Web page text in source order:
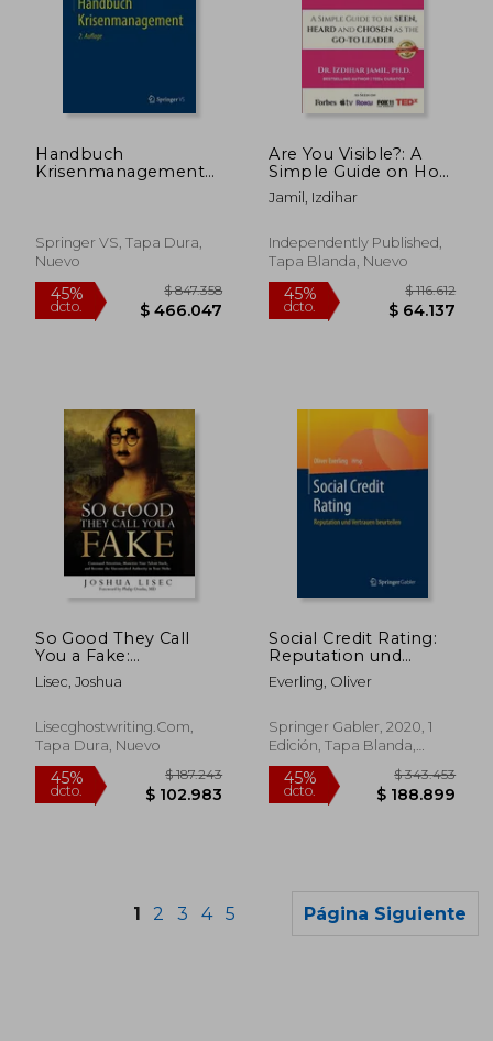
$ 70.932
10%
dcto.
dcto. $ 373.920 dcto. $
Handbuch
Krisenmanagement
Springer VS, Tapa Dura,
Nuevo
Are You Visible?: A
Simple Guide on How
to be SEEN, HEARD,
and CHOSEN as the
Inglés)
Jamil, Izdihar
Independently Published,
Tapa Blanda, Nuevo
So Good They Call
You a Fake:
Command Attention,
Monetize Your Talent
the Uncontested
Authority in Your
Lisec, Joshua
Lisecghostwriting.com,
Tapa Dura, Nuevo
Social Credit Rating:
Reputation und
Vertrauen Beurteilen
(en Alemán)
Everling, Oliver
Springer Gabler, 2020, 1
Edición, Tapa Blanda,
Nuevo
1 2 3 4 5 Página Siguiente